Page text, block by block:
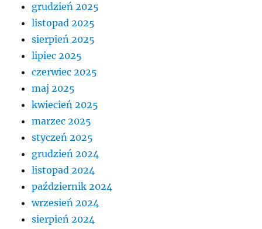
grudzień 2025
listopad 2025
sierpień 2025
lipiec 2025
czerwiec 2025
maj 2025
kwiecień 2025
marzec 2025
styczeń 2025
grudzień 2024
listopad 2024
październik 2024
wrzesień 2024
sierpień 2024